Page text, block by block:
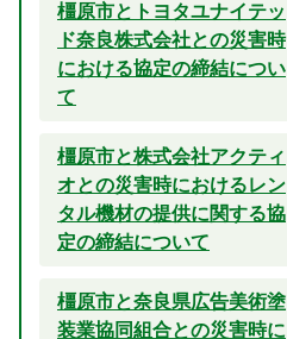
橿原市とトヨタユナイテッ
ド奈良株式会社との災害時
における協定の締結につい
て
橿原市と株式会社アクティ
オとの災害時におけるレン
タル機材の提供に関する協
定の締結について
橿原市と奈良県広告美術塗
装業協同組合との災害時に